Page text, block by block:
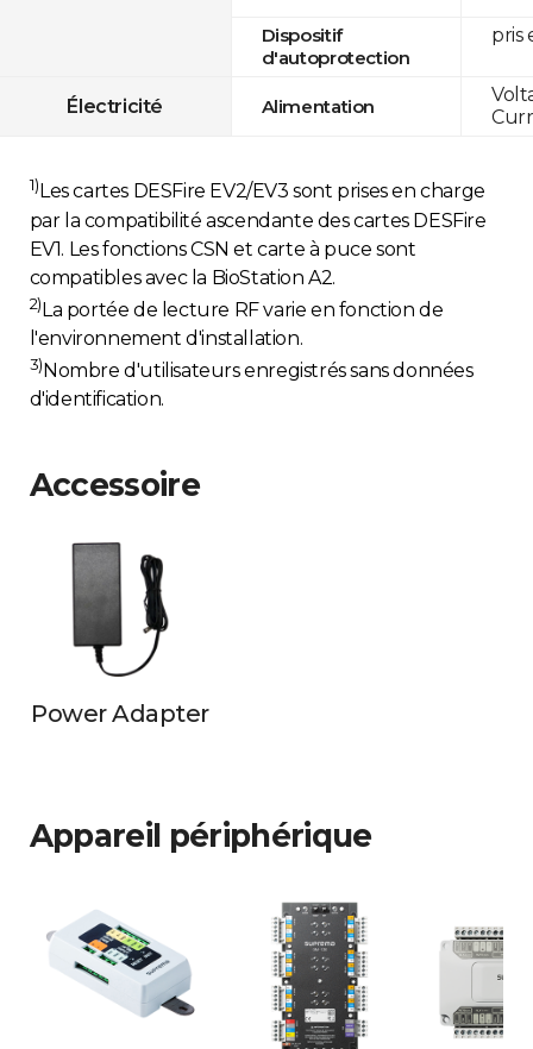
Dispositif
d'autoprotection
Électricité Alimentation
pris
1) Les cartes DESFire EV2/EV3 sont prises en charge
par la compatibilité ascendante des cartes DESFire
EV1. Les fonctions CSN et carte à puce sont
compatibles avec la BioStation A2.
2)La portée de lecture RF varie en fonction de
l'environnement d'installation.
3) Nombre d'utilisateurs enregistrés sans données
d'identification.
Accessoire
Power Adapter
Appareil périphérique